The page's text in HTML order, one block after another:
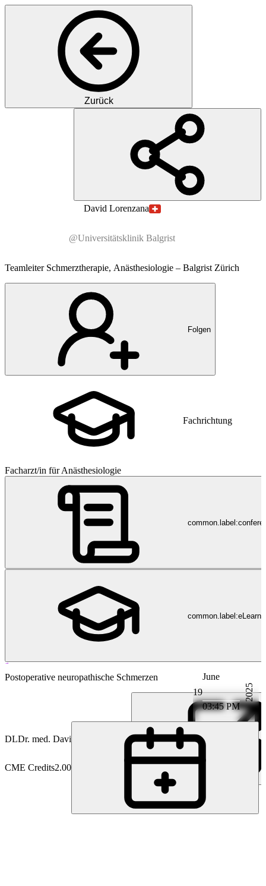
Zurück
David Lorenzana
@Universitätsklinik Balgrist
Teamleiter Schmerztherapie, Anästhesiologie – Balgrist Zürich
Folgen
Fachrichtung
Facharzt/in für Anästhesiologie
Schmerztherapie
19
June
03:45 PM
2025
CME Credits2.00
Postoperative neuropathische Schmerzen
DLDr. med. David Lorenzana